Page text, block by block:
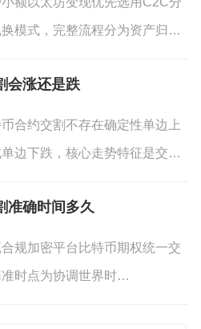
模式，完整流程分为资产归
货换稳定币、点对点卖
会涨还是跌
币合约交割不存在确定性单边上
边下跌，核心走势特征是交割
波动率抬升、价格震荡
准确时间多久
规加密平台比特币期权统一交
时点为协调世界时
（UTC），换算北京时间为